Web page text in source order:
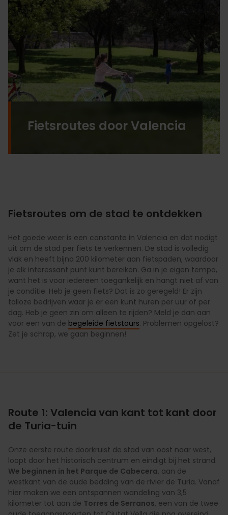
Fietsroutes door Valencia
Fietsroutes om de stad te ontdekken
Het goede weer is een constante in Valencia en dat nodigt
uit om de stad per fiets te verkennen. De stad is volledig
vlak en heeft bijna 200 kilometer aan fietspaden, waardoor
je elk interessant punt kunt bereiken. Ga in je eigen tempo,
want het is voor iedereen toegankelijk en hangt niet af van
je conditie. Heb je geen fiets? Dat is zo geregeld! Er zijn
talloze bedrijven waar je er een kunt huren per uur of per
dag. Heb je geen zin om alleen te rijden? Meld je dan aan
voor een van de begeleide fietstours. Problemen opgelost?
Zet je schrap, we gaan beginnen!
Route 1: Valencia van kant tot kant door
de Turia-tuin
Onze eerste route doorkruist de stad van oost naar west,
loopt door het historisch centrum en eindigt bij het strand.
We beginnen in het Parque de Cabecera, aan de
westkant van de oude bedding van de rivier de Turia. Vanaf
hier maken we een ontspannen wandeling van 3,5
kilometer tot aan de Torres de Serranos, een van de twee